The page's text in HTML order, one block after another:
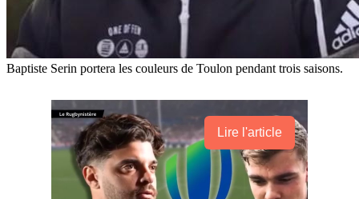
Baptiste Serin portera les couleurs de Toulon pendant trois saisons.
Lire l'article